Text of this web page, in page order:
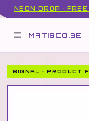
NEON DROP ·
MATISCO.BE
SIGNAL · PRODUCT